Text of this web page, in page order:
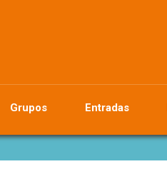
Grupos Entradas